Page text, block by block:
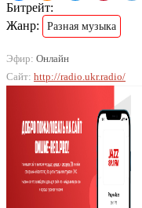
Битрейт:
Жанр:
Разная музыка
Эфир: Онлайн
Сайт: http://radio.ukr.radio/